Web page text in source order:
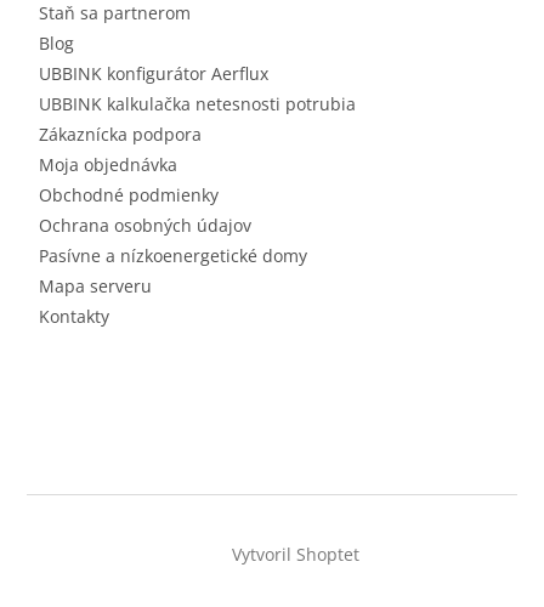
Staň sa partnerom
Blog
UBBINK konfigurátor Aerflux
UBBINK kalkulačka netesnosti potrubia
Zákaznícka podpora
Moja objednávka
Obchodné podmienky
Ochrana osobných údajov
Pasívne a nízkoenergetické domy
Mapa serveru
Kontakty
Vytvoril Shoptet